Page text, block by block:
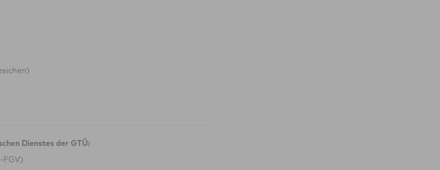
Dienstes der GTÜ:
FGV)